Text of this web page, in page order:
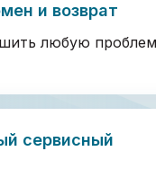
и возврат
любую
сервисный